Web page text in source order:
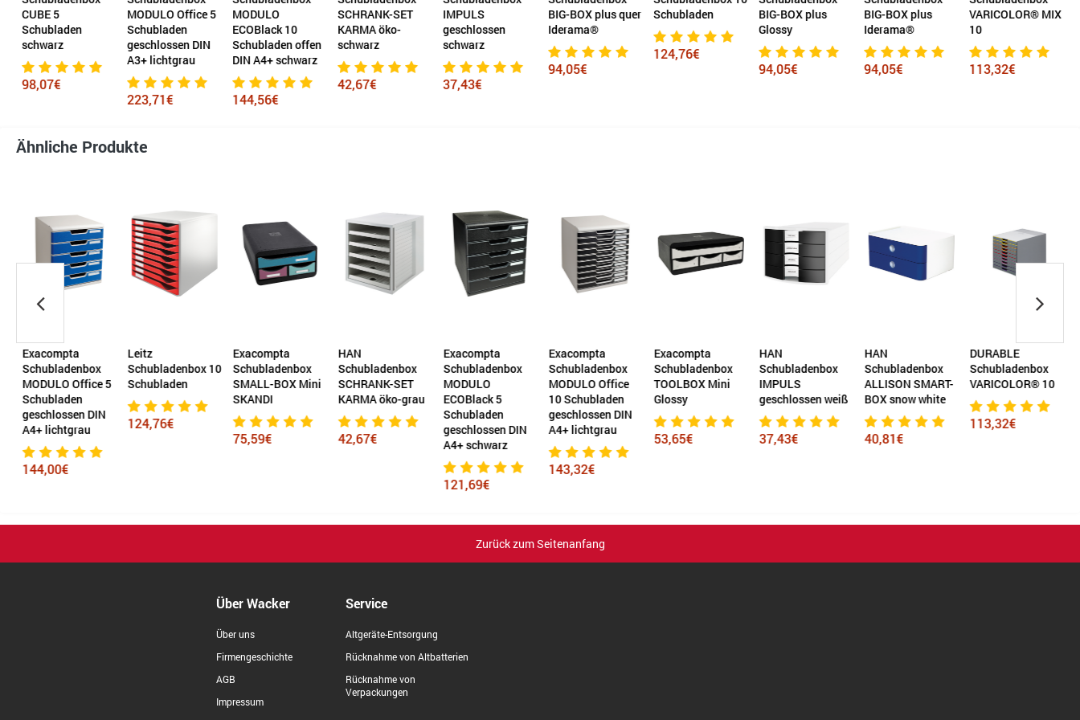
CUBE 5
Schubladen
schwarz
98,07€
MODULO Office 5
Schubladen
geschlossen DIN
A3+ lichtgrau
223,71€
MODULO
ECOBlack 10
Schubladen offen
DIN A4+ schwarz
144,56€
SCHRANK-SET
KARMA öko-
schwarz
42,67€
IMPULS
geschlossen
schwarz
37,43€
BIG-BOX plus quer
Iderama®
94,05€
Schubladen
124,76€
BIG-BOX plus
Glossy
94,05€
BIG-BOX plus
Iderama®
94,05€
VARICOLOR® MIX
10
113,32€
Ähnliche Produkte
Exacompta
Schubladenbox
MODULO Office 5
Schubladen
geschlossen DIN
A4+ lichtgrau
144,00€
Leitz
Schubladenbox 10
Schubladen
124,76€
Exacompta
Schubladenbox
SMALL-BOX Mini
SKANDI
75,59€
HAN
Schubladenbox
SCHRANK-SET
KARMA öko-grau
42,67€
Exacompta
Schubladenbox
MODULO
ECOBlack 5
Schubladen
geschlossen DIN
A4+ schwarz
121,69€
Exacompta
Schubladenbox
MODULO Office
10 Schubladen
geschlossen DIN
A4+ lichtgrau
143,32€
Exacompta
Schubladenbox
TOOLBOX Mini
Glossy
53,65€
HAN
Schubladenbox
IMPULS
geschlossen weiß
37,43€
HAN
Schubladenbox
ALLISON SMART-
BOX snow white
40,81€
DURABLE
Schubladenbox
VARICOLOR® 10
113,32€
Zurück zum Seitenanfang
Über Wacker
Über uns
Firmengeschichte
AGB
Impressum
Service
Altgeräte-Entsorgung
Rücknahme von Altbatterien
Rücknahme von
Verpackungen